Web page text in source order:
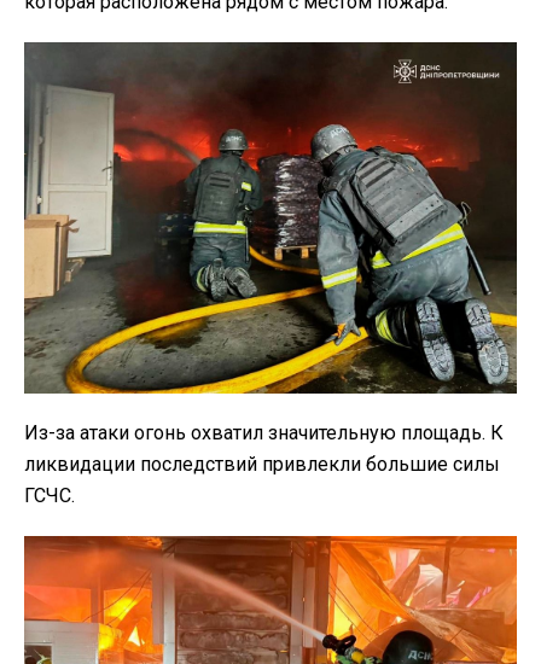
Из-за атаки огонь охватил значительную площадь. К
ликвидации последствий привлекли большие силы
ГСЧС.